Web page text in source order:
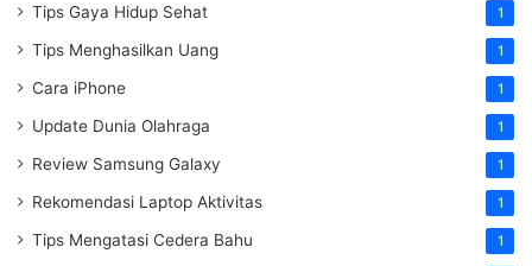
Tips Gaya Hidup Sehat 1
Tips Menghasilkan Uang 1
Cara iPhone 1
Update Dunia Olahraga 1
Review Samsung Galaxy 1
Rekomendasi Laptop Aktivitas 1
Tips Mengatasi Cedera Bahu 1